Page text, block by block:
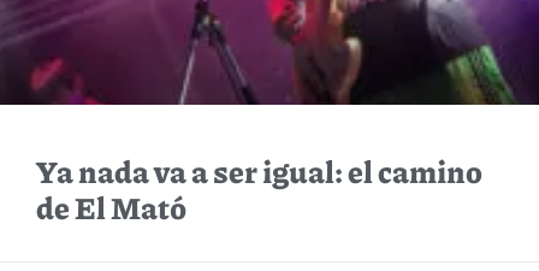
Ya nada va a ser igual: el camino
de El Mató